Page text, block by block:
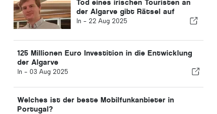
Tod eines irischen Touristen an
der Algarve gibt Rätsel auf
In - 22 Aug 2025
125 Millionen Euro Investition in die Entwicklung
der Algarve
In - 03 Aug 2025
Welches ist der beste Mobilfunkanbieter in
Portugal?